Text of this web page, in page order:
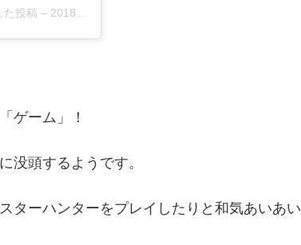
た投稿 – 2018年12月月11日午後7時08分PST
ゲーム」！
没頭するようです。
ターハンターをプレイしたりと和気あいあい